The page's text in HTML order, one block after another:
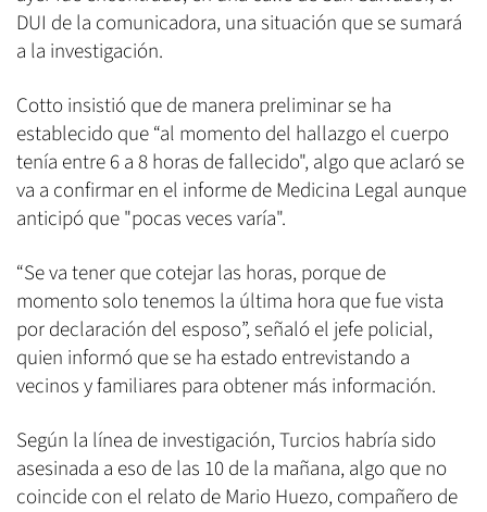
DUI de la comunicadora, una situación que se sumará
a la investigación.
Cotto insistió que de manera preliminar se ha
establecido que “al momento del hallazgo el cuerpo
tenía entre 6 a 8 horas de fallecido", algo que aclaró se
va a confirmar en el informe de Medicina Legal aunque
anticipó que "pocas veces varía".
“Se va tener que cotejar las horas, porque de
momento solo tenemos la última hora que fue vista
por declaración del esposo”, señaló el jefe policial,
quien informó que se ha estado entrevistando a
vecinos y familiares para obtener más información.
Según la línea de investigación, Turcios habría sido
asesinada a eso de las 10 de la mañana, algo que no
coincide con el relato de Mario Huezo, compañero de